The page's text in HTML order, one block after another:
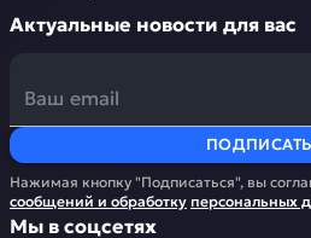
Актуальные новости для вас
Нажимая кнопку "Подписаться", вы
сообщений и обработку персональных
Мы в соцсетях